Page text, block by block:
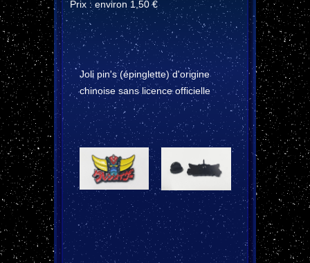
Prix : environ 1,50 €
Joli pin's (épinglette) d'origine
chinoise sans licence officielle